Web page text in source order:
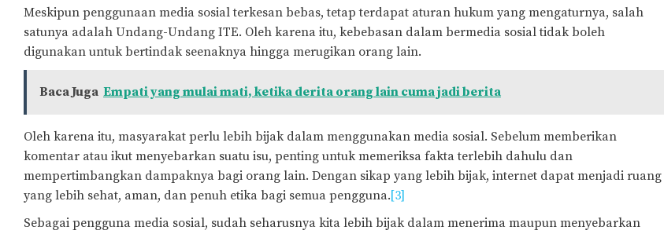
Meskipun penggunaan media sosial terkesan bebas, tetap terdapat aturan hukum yang mengaturnya, salah
satunya adalah Undang-Undang ITE. Oleh karena itu, kebebasan dalam bermedia sosial tidak boleh
digunakan untuk bertindak seenaknya hingga merugikan orang lain.
Baca Juga Empati yang mulai mati, ketika derita orang lain cuma jadi berita
Oleh karena itu, masyarakat perlu lebih bijak dalam menggunakan media sosial. Sebelum memberikan
komentar atau ikut menyebarkan suatu isu, penting untuk memeriksa fakta terlebih dahulu dan
mempertimbangkan dampaknya bagi orang lain. Dengan sikap yang lebih bijak, internet dapat menjadi ruang
yang lebih sehat, aman, dan penuh etika bagi semua pengguna.[3]
Sebagai pengguna media sosial, sudah seharusnya kita lebih bijak dalam menerima maupun menyebarkan